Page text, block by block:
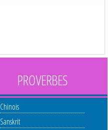
PROVERBES
Chinois
Sanskrit